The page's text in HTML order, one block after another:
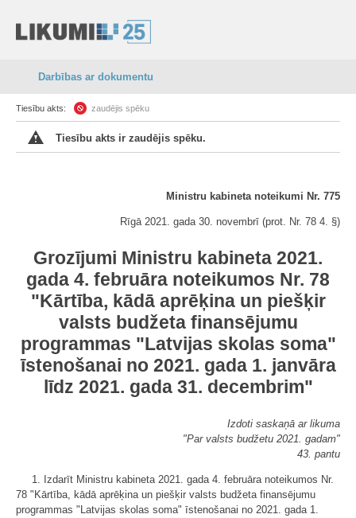
Darbības ar dokumentu
Tiesību akts: zaudējis spēku
Tiesību akts ir zaudējis spēku.
Ministru kabineta noteikumi Nr. 775
Rīgā 2021. gada 30. novembrī (prot. Nr. 78 4. §)
Grozījumi Ministru kabineta 2021.
gada 4. februāra noteikumos Nr. 78
"Kārtība, kādā aprēķina un piešķir
valsts budžeta finansējumu
programmas "Latvijas skolas soma"
īstenošanai no 2021. gada 1. janvāra
līdz 2021. gada 31. decembrim"
Izdoti saskaņā ar likuma
"Par valsts budžetu 2021. gadam"
43. pantu
1. Izdarīt Ministru kabineta 2021. gada 4. februāra noteikumos Nr.
78 "Kārtība, kādā aprēķina un piešķir valsts budžeta finansējumu
programmas "Latvijas skolas soma" īstenošanai no 2021. gada 1.